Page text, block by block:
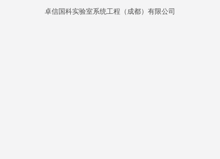
卓信国科实验室系统工程（成都）有限公司